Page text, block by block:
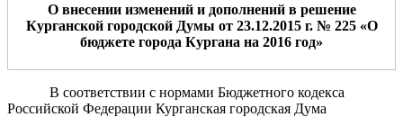
О внесении изменений и дополнений в решение
Курганской городской Думы от 23.12.2015 г. № 225 «О
бюджете города Кургана на 2016 год»
В соответствии с нормами Бюджетного кодекса
Российской Федерации Курганская городская Дума